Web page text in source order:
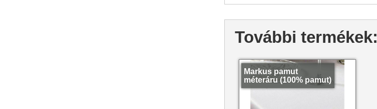
További termékek:
Markus pamut
méteráru (100% pamut)